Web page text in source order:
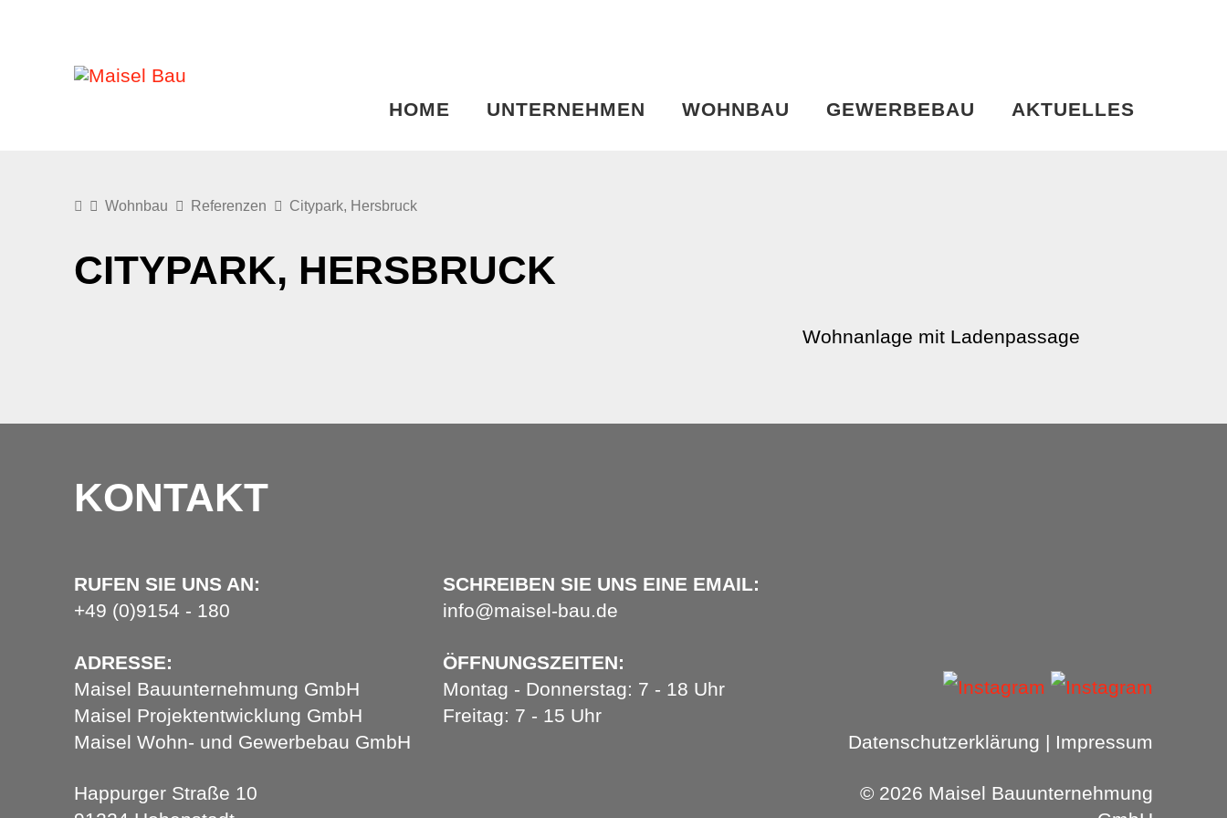
HOME UNTERNEHMEN WOHNBAU GEWERBEBAU AKTUELLES
Wohnbau Referenzen Citypark, Hersbruck
CITYPARK, HERSBRUCK
Wohnanlage mit Ladenpassage
KONTAKT
RUFEN SIE UNS AN:
+49 (0)9154 - 180
ADRESSE:
Maisel Bauunternehmung GmbH
Maisel Projektentwicklung GmbH
Maisel Wohn- und Gewerbebau GmbH
Happurger Straße 10
SCHREIBEN SIE UNS EINE EMAIL:
info@maisel-bau.de
ÖFFNUNGSZEITEN:
Montag - Donnerstag: 7 - 18 Uhr
Freitag: 7 - 15 Uhr
Datenschutzerklärung | Impressum
© 2026 Maisel Bauunternehmung